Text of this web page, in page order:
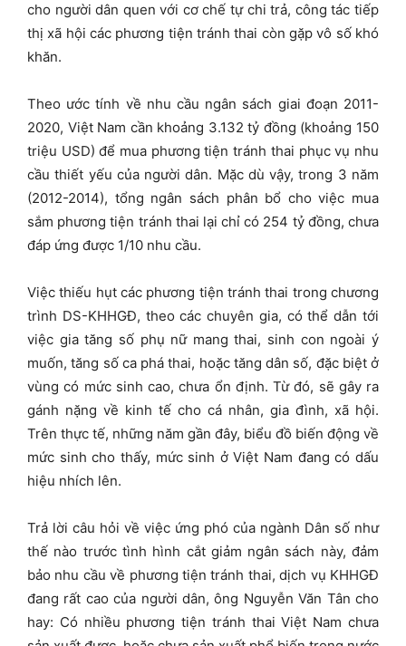
cho người dân quen với cơ chế tự chi trả, công tác tiếp
thị xã hội các phương tiện tránh thai còn gặp vô số khó
khăn.
Theo ước tính về nhu cầu ngân sách giai đoạn 2011-
2020, Việt Nam cần khoảng 3.132 tỷ đồng (khoảng 150
triệu USD) để mua phương tiện tránh thai phục vụ nhu
cầu thiết yếu của người dân. Mặc dù vậy, trong 3 năm
(2012-2014), tổng ngân sách phân bổ cho việc mua
sắm phương tiện tránh thai lại chỉ có 254 tỷ đồng, chưa
đáp ứng được 1/10 nhu cầu.
Việc thiếu hụt các phương tiện tránh thai trong chương
trình DS-KHHGĐ, theo các chuyên gia, có thể dẫn tới
việc gia tăng số phụ nữ mang thai, sinh con ngoài ý
muốn, tăng số ca phá thai, hoặc tăng dân số, đặc biệt ở
vùng có mức sinh cao, chưa ổn định. Từ đó, sẽ gây ra
gánh nặng về kinh tế cho cá nhân, gia đình, xã hội.
Trên thực tế, những năm gần đây, biểu đồ biến động về
mức sinh cho thấy, mức sinh ở Việt Nam đang có dấu
hiệu nhích lên.
Trả lời câu hỏi về việc ứng phó của ngành Dân số như
thế nào trước tình hình cắt giảm ngân sách này, đảm
bảo nhu cầu về phương tiện tránh thai, dịch vụ KHHGĐ
đang rất cao của người dân, ông Nguyễn Văn Tân cho
hay: Có nhiều phương tiện tránh thai Việt Nam chưa